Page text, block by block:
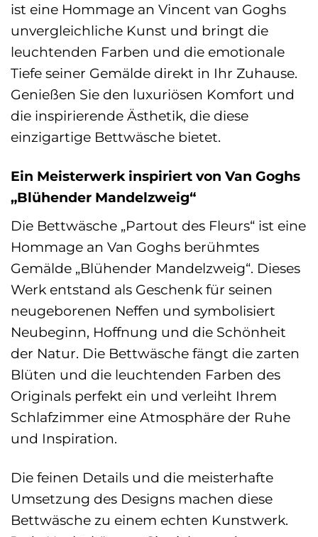
ist eine Hommage an Vincent van Goghs
unvergleichliche Kunst und bringt die
leuchtenden Farben und die emotionale
Tiefe seiner Gemälde direkt in Ihr Zuhause.
Genießen Sie den luxuriösen Komfort und
die inspirierende Ästhetik, die diese
einzigartige Bettwäsche bietet.
Ein Meisterwerk inspiriert von Van Goghs
„Blühender Mandelzweig“
Die Bettwäsche „Partout des Fleurs“ ist eine
Hommage an Van Goghs berühmtes
Gemälde „Blühender Mandelzweig“. Dieses
Werk entstand als Geschenk für seinen
neugeborenen Neffen und symbolisiert
Neubeginn, Hoffnung und die Schönheit
der Natur. Die Bettwäsche fängt die zarten
Blüten und die leuchtenden Farben des
Originals perfekt ein und verleiht Ihrem
Schlafzimmer eine Atmosphäre der Ruhe
und Inspiration.
Die feinen Details und die meisterhafte
Umsetzung des Designs machen diese
Bettwäsche zu einem echten Kunstwerk.